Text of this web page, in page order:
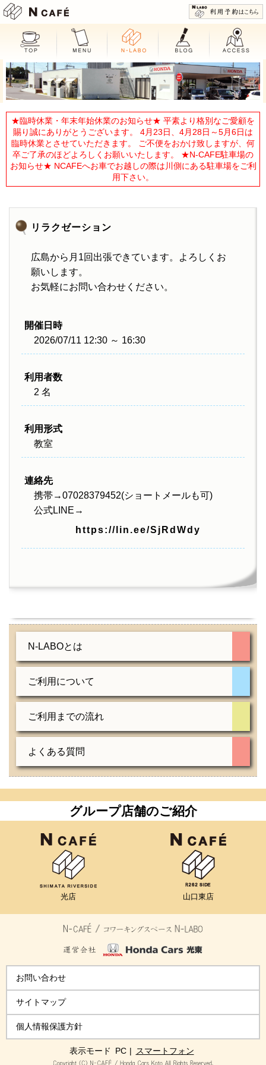
★臨時休業・年末年始休業のお知らせ★ 平素より格別なご愛顧を
賜り誠にありがとうございます。 4月23日、4月28日～5月6日は
臨時休業とさせていただきます。 ご不便をおかけ致しますが、何
卒ご了承のほどよろしくお願いいたします。 ★N-CAFE駐車場の
お知らせ★ NCAFEへお車でお越しの際は川側にある駐車場をご利
用下さい。
リラクゼーション
広島から月1回出張できています。よろしくお
願いします。
お気軽にお問い合わせください。
開催日時
2026/07/11 12:30 ～ 16:30
利用者数
2 名
利用形式
教室
連絡先
携帯→07028379452(ショートメールも可)
公式LINE→
https://lin.ee/SjRdWdy
N-LABOとは
ご利用について
ご利用までの流れ
よくある質問
グループ店舗のご紹介
光店 山口東店
お問い合わせ
サイトマップ
個人情報保護方針
表示モード PC | スマートフォン